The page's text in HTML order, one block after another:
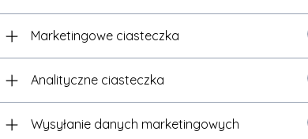
Marketingowe ciasteczka
Analityczne ciasteczka
Wysyłanie danych marketingowych